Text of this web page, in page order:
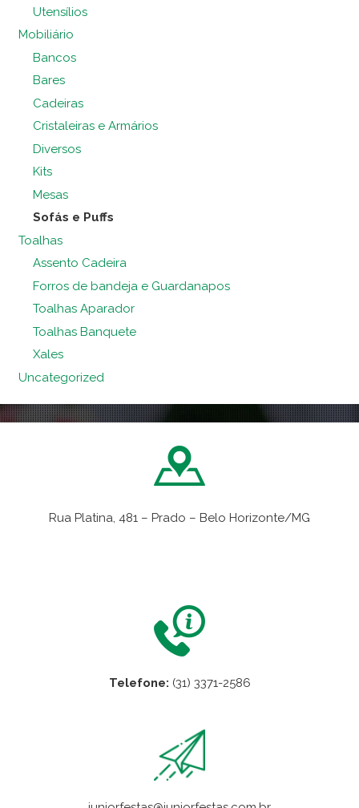
Utensílios
Mobiliário
Bancos
Bares
Cadeiras
Cristaleiras e Armários
Diversos
Kits
Mesas
Sofás e Puffs
Toalhas
Assento Cadeira
Forros de bandeja e Guardanapos
Toalhas Aparador
Toalhas Banquete
Xales
Uncategorized
Rua Platina, 481 – Prado – Belo Horizonte/MG
Telefone: (31) 3371-2586